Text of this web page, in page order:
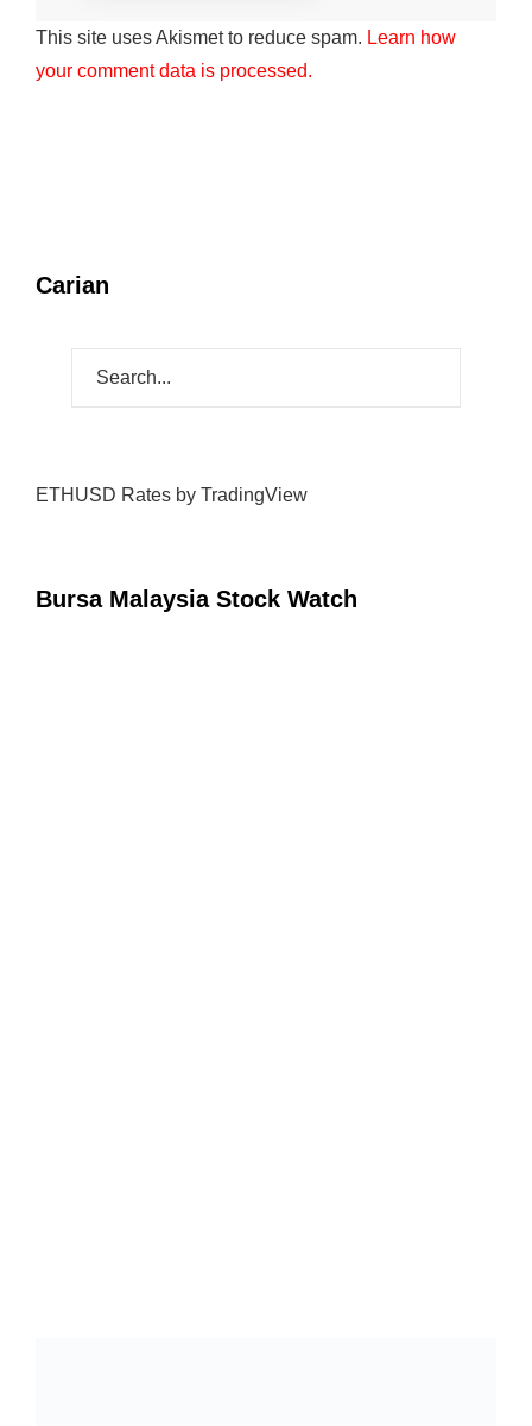
This site uses Akismet to reduce spam. Learn how
your comment data is processed.
Carian
ETHUSD Rates by TradingView
Bursa Malaysia Stock Watch